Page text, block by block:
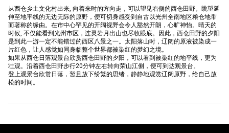
从西仓乡土文化村出来, 向着来时的方向走，可以望见右侧的西仓田野。眺望延
伸至地平线的无边无际的原野，便可切身感受到自古以光州全南地区粮仓地带
而著称的缘由。在市中心罕见的开阔视野会令人豁然开朗，心旷神怡。晴天的
时候, 不仅能看到光州市区，连灵岩月出山也尽收眼底。因此，西仓田野的夕阳
是到此一游一定不能错过的西区八景之一。太阳落山时，辽阔的原液被染成一
片红色，让人感觉如同身临整个世界都被染红的梦幻之境。
如果从西仓日落观景台欣赏西仓田野的夕阳，可以看到被染红的地平线，更为
壮观。沿着西仓田野步行20分钟左右转向荣山江侧，便可到达观景台。
登上观景台欣赏日落，暂且放下纷繁的思绪，静静地观赏辽阔原野，给自己放
松的时间。